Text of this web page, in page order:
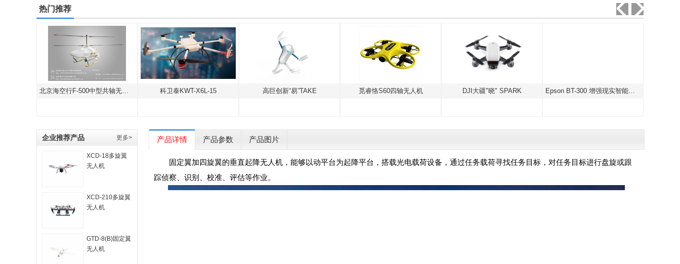
热门推荐
北京海空行F-500中型共轴无人直升机 科卫泰KWT-X6L-15 高巨创新“易”TAKE 觅睿恪S60四轴无人机 DJI大疆"晓" SPARK Epson BT-300 增强现实智能眼镜 卓尔航空L-
企业推荐产品 更多>
​XCD-18多旋翼
无人机
XCD-210多旋翼
无人机
GTD-8(B)固定翼
无人机
产品详情 产品参数 产品图片
固定翼加四旋翼的垂直起降无人机，能够以动平台为起降平台，搭载光电载荷设备，通过任务载荷寻找任务目标，对任务目标进行盘旋或跟
踪侦察、识别、校准、评估等作业。